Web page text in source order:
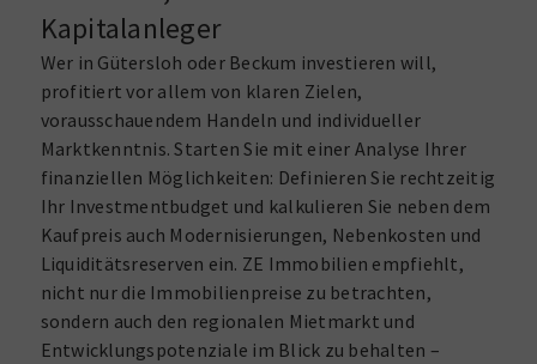
Kapitalanleger
Wer in Gütersloh oder Beckum investieren will,
profitiert vor allem von klaren Zielen,
vorausschauendem Handeln und individueller
Marktkenntnis. Starten Sie mit einer Analyse Ihrer
finanziellen Möglichkeiten: Definieren Sie rechtzeitig
Ihr Investmentbudget und kalkulieren Sie neben dem
Kaufpreis auch Modernisierungen, Nebenkosten und
Liquiditätsreserven ein. ZE Immobilien empfiehlt,
nicht nur die Immobilienpreise zu betrachten,
sondern auch den regionalen Mietmarkt und
Entwicklungspotenziale im Blick zu behalten –